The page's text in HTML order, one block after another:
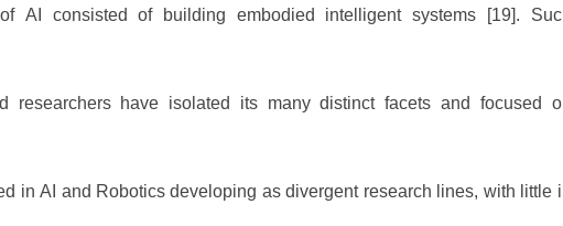
AI consisted of building embodied intelligent systems [19]. Suc
researchers have isolated its many distinct facets and focused o
in AI and Robotics developing as divergent research lines, with little i